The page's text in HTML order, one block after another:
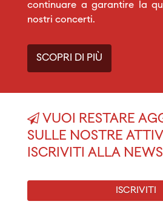
continuare a garantire la
nostri concerti.
SCOPRI DI PIÙ
VUOI RESTARE
SULLE NOSTRE
ISCRIVITI ALLA
ISCRIVITI